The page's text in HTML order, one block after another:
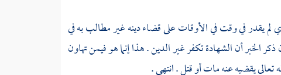
لم يقدر في وقت في الأوقات على قضاء دينه غير مطالب به في
الخبر أن الشهادة تكفر غير الدين . هذا إنما هو فيمن تهاون
تعالى يقضيه عنه مات أو قتل . انتهى .